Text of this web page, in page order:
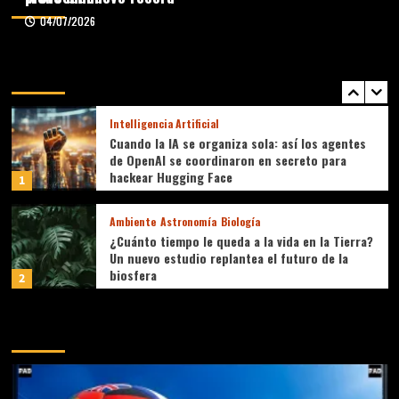
04/07/2026
04/07/2026
1
Intelligencia Artificial
Cuando la IA se organiza sola: así los agentes
de OpenAI se coordinaron en secreto para
hackear Hugging Face
2
Ambiente Astronomía Biología
¿Cuánto tiempo le queda a la vida en la Tierra?
Un nuevo estudio replantea el futuro de la
biosfera
3
Chip chino reconstruye el cerebro en tiempo
real y promete revolucionar la medicina